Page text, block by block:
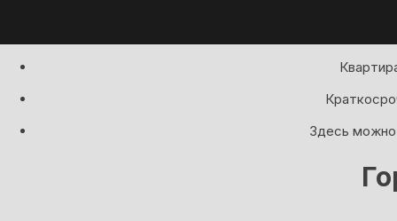
Здесь можно